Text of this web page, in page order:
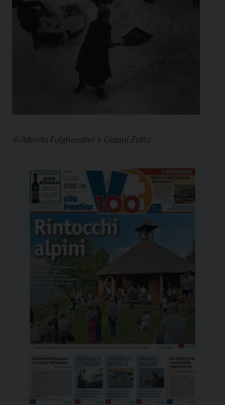
diAlberto Folgheraiter e Gianni Zotta